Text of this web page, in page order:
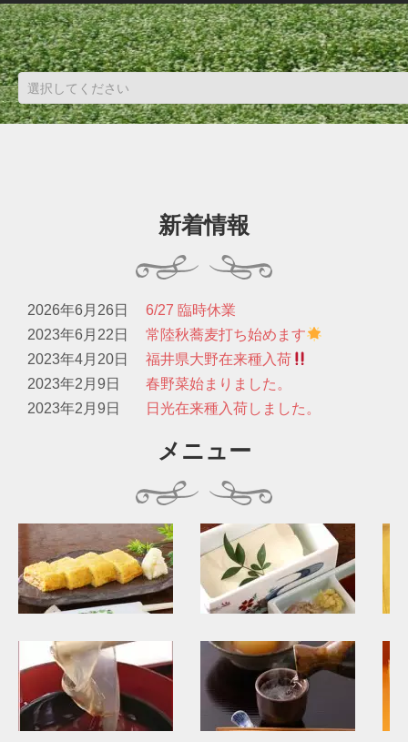
新着情報
2026年6月26日
6/27 臨時休業
2023年6月22日
常陸秋蕎麦打ち始めます
2023年4月20日
福井県大野在来種入荷
2023年2月9日
春野菜始まりました。
2023年2月9日
日光在来種入荷しました。
メニュー